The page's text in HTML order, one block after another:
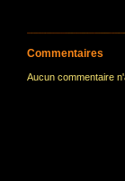
Commentaires
Aucun commentaire